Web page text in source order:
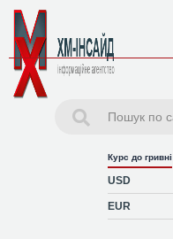
Курс до гривні
USD
EUR